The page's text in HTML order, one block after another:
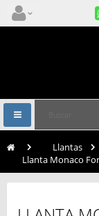
Navegación
Toggle
Llantas
Llanta Monaco